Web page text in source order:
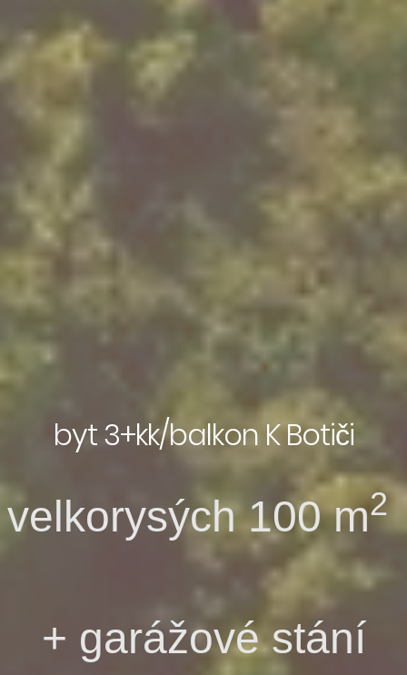
byt 3+kk/balkon K Botiči
velkorysých 100m2
+ garážové stání